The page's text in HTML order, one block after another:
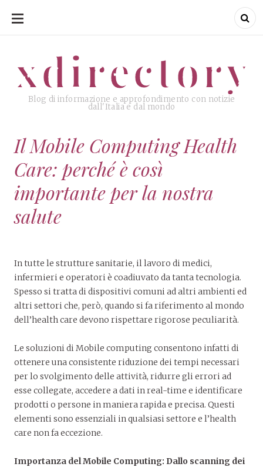
SKIP
CONTENT
xdirectory
Blog di informazione e approfondimento con notizie
dall'Italia e dal mondo
xdirectory
Il Mobile Computing Health
Care: perché è così
importante per la nostra
salute
In tutte le strutture sanitarie, il lavoro di medici,
infermieri e operatori è coadiuvato da tanta tecnologia.
Spesso si tratta di dispositivi comuni ad altri ambienti ed
altri settori che, però, quando si fa riferimento al mondo
dell’health care devono rispettare rigorose peculiarità.
Le soluzioni di Mobile computing consentono infatti di
ottenere una consistente riduzione dei tempi necessari
per lo svolgimento delle attività, ridurre gli errori ad
esse collegate, accedere a dati in real-time e identificare
prodotti o persone in maniera rapida e precisa. Questi
elementi sono essenziali in qualsiasi settore e l’health
care non fa eccezione.
Importanza del Mobile Computing: Dallo scanning dei